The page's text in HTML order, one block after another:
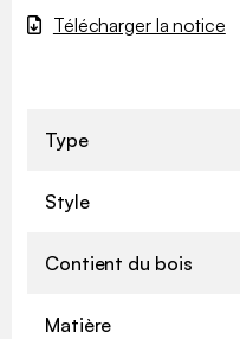
Télécharger la notice
Type
Style
Contient du bois
Matière